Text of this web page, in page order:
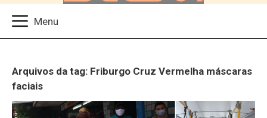
Arquivos da tag: Friburgo Cruz Vermelha máscaras
faciais